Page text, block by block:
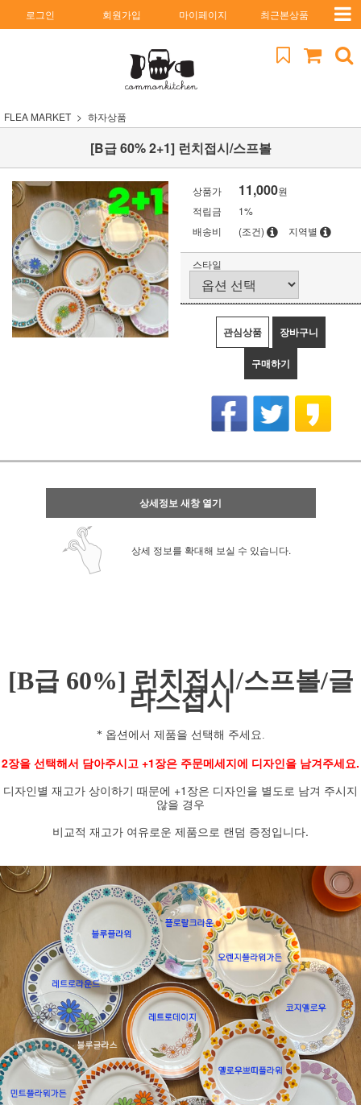
로그인 회원가입 마이페이지 최근본상품
FLEA MARKET 하자상품
[B급 60% 2+1] 런치접시/스프볼
상품가 11,000원
적립금
1%
배송비
(조건) 지역별
스타일
관심상품 장바구니
구매하기
상세정보 새창 열기
상세 정보를 확대해 보실 수 있습니다.
[B급 60%] 런치접시/스프볼/글
라스접시
* 옵션에서 제품을 선택해 주세요.
2장을 선택해서 담아주시고 +1장은 주문메세지에 디자인을 남겨주세요.
디자인별 재고가 상이하기 때문에 +1장은 디자인을 별도로 남겨 주시지
않을 경우
비교적 재고가 여유로운 제품으로 랜덤 증정입니다.